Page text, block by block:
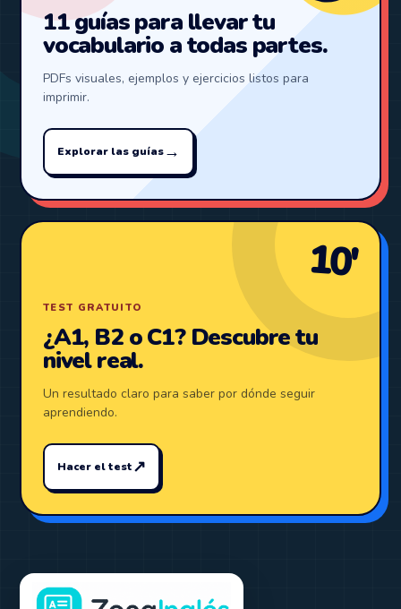
11 guías para llevar tu
vocabulario a todas partes.
PDFs visuales, ejemplos y ejercicios listos para
imprimir.
Explorar las guías→
10′
TEST GRATUITO
¿A1, B2 o C1? Descubre tu
nivel real.
Un resultado claro para saber por dónde seguir
aprendiendo.
Hacer el test↗